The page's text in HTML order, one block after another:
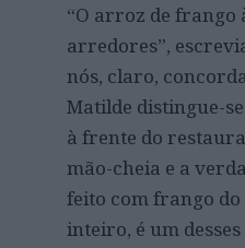
“O arroz de frango
arredores”,
nós, claro,
Matilde distingue-
à frente do
mão-cheia e a
feito com frango do
inteiro, é um